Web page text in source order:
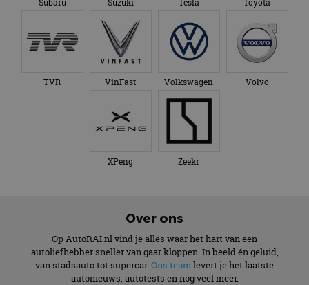
Subaru Suzuki Tesla Toyota
TVR VinFast Volkswagen Volvo
XPeng Zeekr
Over ons
Op AutoRAI.nl vind je alles waar het hart van een
autoliefhebber sneller van gaat kloppen. In beeld én geluid,
van stadsauto tot supercar. Ons teamlevert je het laatste
autonieuws, autotests en nog veel meer.